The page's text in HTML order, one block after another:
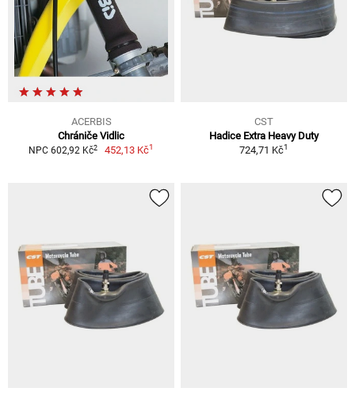
ACERBIS
Chrániče Vidlic
NPC 602,92 Kč2 452,13 Kč1
CST
Hadice Extra Heavy Duty
724,71 Kč1